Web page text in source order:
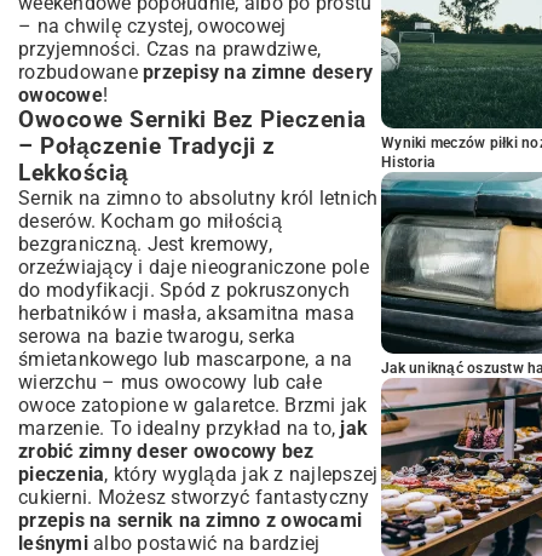
– na chwilę czystej, owocowej
przyjemności. Czas na prawdziwe,
rozbudowane przepisy na zimne desery
owocowe!
Owocowe Serniki Bez Pieczenia
– Połączenie Tradycji z
Lekkością
Sernik na zimno to absolutny król letnich
deserów. Kocham go miłością
bezgraniczną. Jest kremowy,
orzeźwiający i daje nieograniczone pole
do modyfikacji. Spód z pokruszonych
herbatników i masła, aksamitna masa
serowa na bazie twarogu, serka
śmietankowego lub mascarpone, a na
wierzchu – mus owocowy lub całe
owoce zatopione w galaretce. Brzmi jak
marzenie. To idealny przykład na to, jak
zrobić zimny deser owocowy bez
pieczenia, który wygląda jak z najlepszej
cukierni. Możesz stworzyć fantastyczny
przepis na sernik na zimno z owocami
leśnymialbo postawić na bardziej
Wyniki meczów piłki
Historia
Jak uniknąć oszustw